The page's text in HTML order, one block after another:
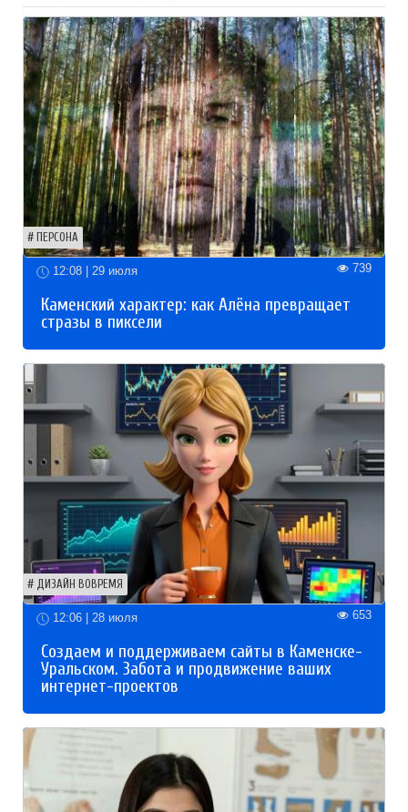
ПЕРСОНА
12:08 | 29 июля 739
Каменский характер: как Алёна превращает
стразы в пиксели
ДИЗАЙН ВОВРЕМЯ
12:06 | 28 июля 653
Создаем и поддерживаем сайты в Каменске-
Уральском. Забота и продвижение ваших
интернет-проектов